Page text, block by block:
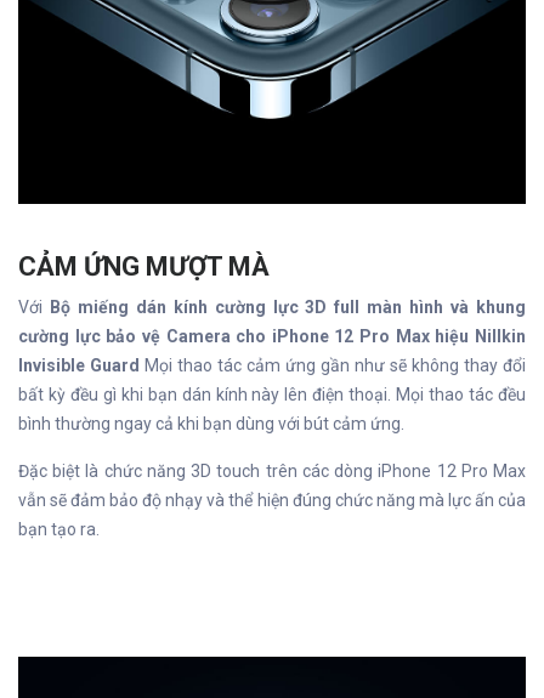
CẢM ỨNG MƯỢT MÀ
Với
Bộ miếng dán kính cường lực 3D full màn hình và khung
cường lực bảo vệ Camera cho iPhone 12 Pro Max hiệu Nillkin
Invisible Guard Mọi thao tác cảm ứng gần như sẽ không thay đổi
bất kỳ đều gì khi bạn dán kính này lên điện thoại. Mọi thao tác đều
bình thường ngay cả khi bạn dùng với bút cảm ứng.
Đặc biệt là chức năng 3D touch trên các dòng iPhone 12 Pro Max
vẫn sẽ đảm bảo độ nhạy và thể hiện đúng chức năng mà lực ấn của
bạn tạo ra.